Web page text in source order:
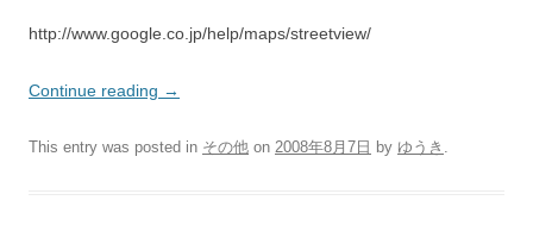
http://www.google.co.jp/help/maps/streetview/
Continue reading →
This entry was posted in その他 on 2008年8月7日 by ゆうき .